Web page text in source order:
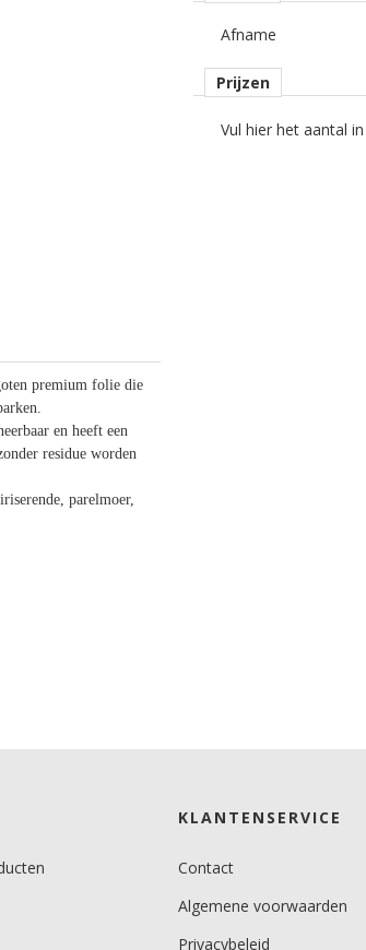
premium folie die
en heeft een
residue worden
parelmoer,
Afname
Prijzen
Vul hier het aantal in
KLANTENSERVICE
Contact
Algemene voorwaarden
Privacybeleid